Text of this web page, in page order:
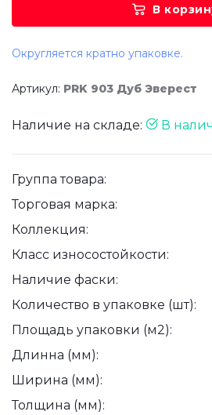
В
Округляется кратно упаковке.
Артикул: PRK 903 Дуб Эверест
Наличие на складе: В
Группа товара:
Торговая марка:
Коллекция:
Класс износостойкости:
Наличие фаски:
Количество в упаковке (шт):
Площадь упаковки (м2):
Длинна (мм):
Ширина (мм):
Толщина (мм):